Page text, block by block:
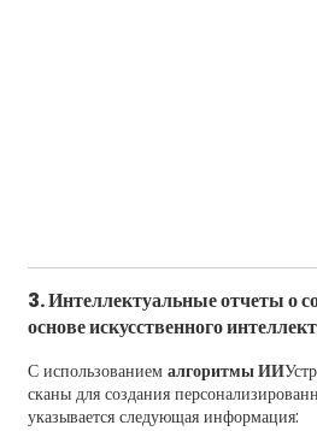
3. Интеллектуальные отчеты о
основе искусственного
С использованием алгоритмы ИИ
сканы для создания
указывается следующая информация: